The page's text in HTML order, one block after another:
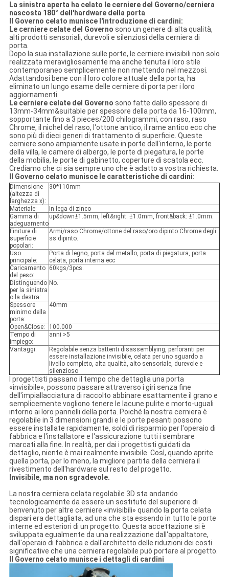
La sinistra aperta ha celato le cerniere del Governo/cerniera
nascosta 180° dell'hardware della porta
Il Governo celato munisce l'introduzione di cardini:
Le cerniere celate del Governo sono un genere di alta qualità,
alti prodotti sensoriali, durevoli e silenziosi della cerniera di
porta.
Dopo la sua installazione sulle porte, le cerniere invisibili non solo
realizzata meravigliosamente ma anche tenuta il loro stile
contemporaneo semplicemente non mettendo nel mezzosi.
Adattandosi bene con il loro colore attuale della porta, ha
eliminato un lungo esame delle cerniere di porta per i loro
aggiornamenti.
Le cerniere celate del Governo sono fatte dallo spessore di
13mm-34mm&suitable per spessore della porta da 16-100mm,
sopportante fino a 3 pieces/200 chilogrammi, con raso, raso
Chrome, il nichel del raso, l'ottone antico, il rame antico ecc che
sono più di dieci generi di trattamento di superficie. Queste
cerniere sono ampiamente usate in porte dell'interno, le porte
della villa, le camere di albergo, le porte di piegatura, le porte
della mobilia, le porte di gabinetto, coperture di scatola ecc.
Crediamo che ci sia sempre uno che è adatto a vostra richiesta.
Il Governo celato munisce le caratteristiche di cardini:
Dimensione
(altezza di
larghezza x):
30*110mm
Materiale:
In lega di zinco
Gamma di
adeguamento
up&down±1.5mm, left&right: ±1.0mm, front&back: ±1.0mm.
Finiture di
superficie
popolari:
Armi/raso Chrome/ottone del raso/oro dipinto Chrome degli
ss dipinto.
Uso
principale:
Porta di legno, porta del metallo, porta di piegatura, porta
celata, porta interna ecc
Caricamento
del peso:
60kgs/3pcs.
Distinguendo
per la sinistra
o la destra:
No.
Spessore
minimo della
porta:
40mm
Open&Close:
100.000
Tempo di
impiego:
anni >5
Vantaggi:
Regolabile senza battenti disassemblying, perforanti per
essere installazione invisibile, celata per uno sguardo a
livello completo, alta qualità, alto sensoriale, durevole e
silenzioso
I progettisti passano il tempo che dettaglia una porta
«invisibile», possono passare attraverso i giri senza fine
dell'impiallacciatura di raccolto abbinare esattamente il grano e
semplicemente vogliono tenere le lacune pulite e morto-uguali
intorno ai loro pannelli della porta. Poiché la nostra cerniera è
regolabile in 3 dimensioni grandi e le porte pesanti possono
essere installate rapidamente, soldi di risparmio per l'operaio di
fabbrica e l'installatore e l'assicurazione tutti i sembrare
marcati alla fine. In realtà, per dai i progettisti guidati da
dettaglio, niente è mai realmente invisibile. Così, quando aprite
quella porta, per lo meno, la migliore partita della cerniera il
rivestimento dell'hardware sul resto del progetto.
Invisibile, ma non sgradevole.
La nostra cerniera celata regolabile 3D sta andando
tecnologicamente da essere un sostituto del superiore di
benvenuto per altre cerniere «invisibili» quando la porta celata
dispari era dettagliata, ad una che sta essendo in tutto le porte
interne ed esteriori di un progetto. Questa accettazione si è
sviluppata egualmente da una realizzazione dall'appaltatore,
dall'operaio di fabbrica e dall'architetto delle riduzioni dei costi
significative che una cerniera regolabile può portare al progetto.
Il Governo celato munisce i dettagli di cardini